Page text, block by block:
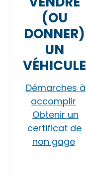
(OU
DONNER)
UN
VÉHICULE
Démarches à
accomplir
Obtenir un
certificat de
non gage